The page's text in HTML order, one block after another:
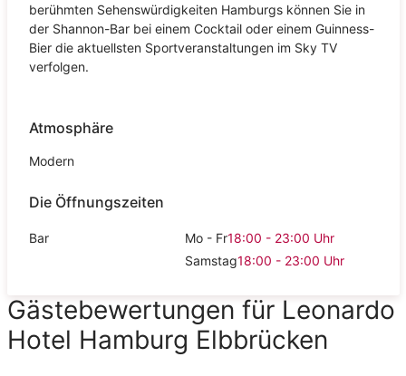
berühmten Sehenswürdigkeiten Hamburgs können Sie in
der Shannon-Bar bei einem Cocktail oder einem Guinness-
Bier die aktuellsten Sportveranstaltungen im Sky TV
verfolgen.
Atmosphäre
Modern
Die Öffnungszeiten
Bar Mo - Fr18:00 - 23:00 Uhr
Samstag18:00 - 23:00 Uhr
Gästebewertungen für Leonardo
Hotel Hamburg Elbbrücken